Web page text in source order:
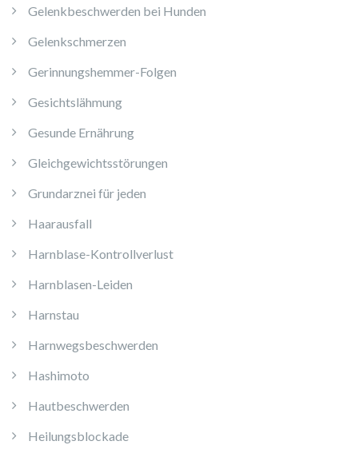
Gelenkbeschwerden bei Hunden
Gelenkschmerzen
Gerinnungshemmer-Folgen
Gesichtslähmung
Gesunde Ernährung
Gleichgewichtsstörungen
Grundarznei für jeden
Haarausfall
Harnblase-Kontrollverlust
Harnblasen-Leiden
Harnstau
Harnwegsbeschwerden
Hashimoto
Hautbeschwerden
Heilungsblockade